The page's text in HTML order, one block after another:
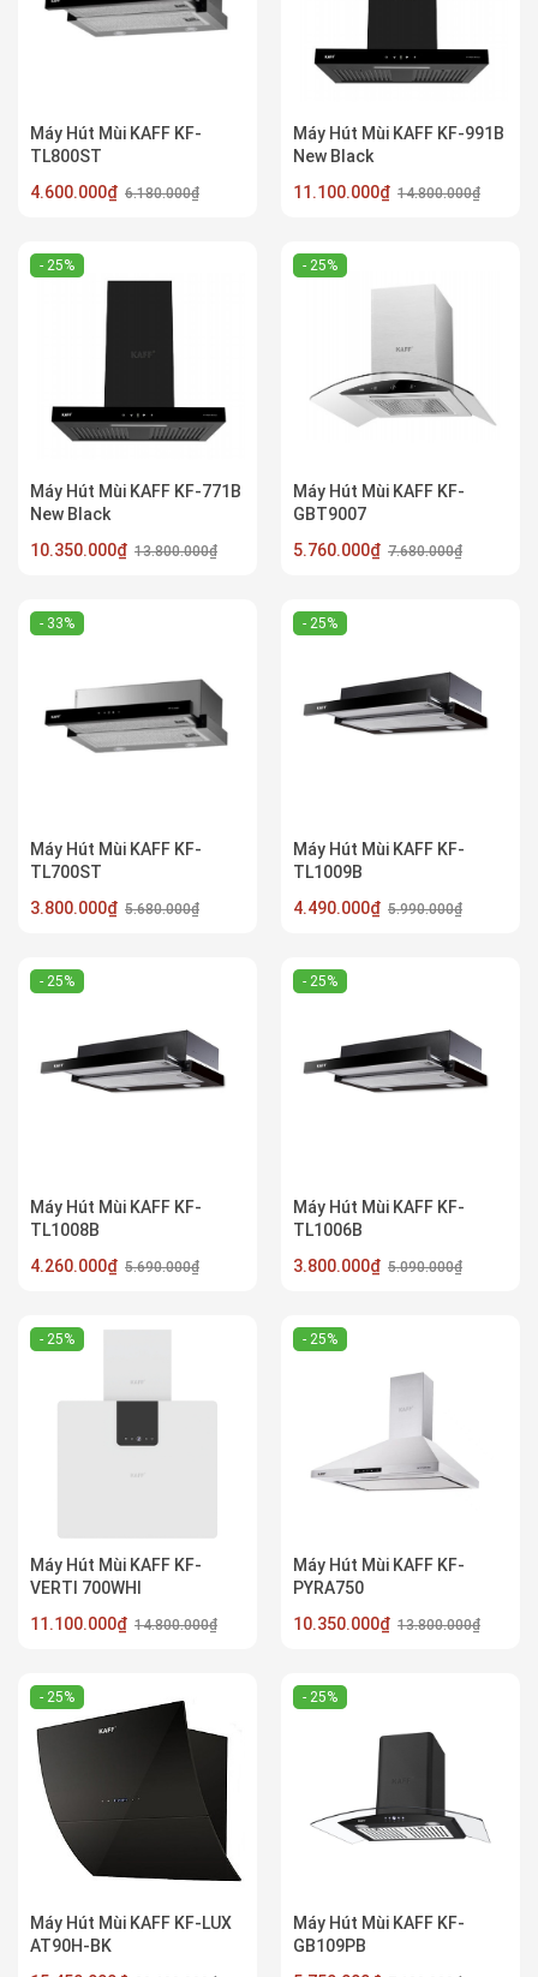
Máy Hút Mùi KAFF KF-
TL800ST
4.600.000₫ 6.180.000₫
Máy Hút Mùi KAFF KF-991B
New Black
11.100.000₫ 14.800.000₫
- 25%
Máy Hút Mùi KAFF KF-771B
New Black
10.350.000₫ 13.800.000₫
- 25%
Máy Hút Mùi KAFF KF-
GBT9007
5.760.000₫ 7.680.000₫
- 33%
Máy Hút Mùi KAFF KF-
TL700ST
3.800.000₫ 5.680.000₫
- 25%
Máy Hút Mùi KAFF KF-
TL1009B
4.490.000₫ 5.990.000₫
- 25%
Máy Hút Mùi KAFF KF-
TL1008B
4.260.000₫ 5.690.000₫
- 25%
Máy Hút Mùi KAFF KF-
TL1006B
3.800.000₫ 5.090.000₫
- 25%
Máy Hút Mùi KAFF KF-
VERTI 700WHI
11.100.000₫ 14.800.000₫
- 25%
Máy Hút Mùi KAFF KF-
PYRA750
10.350.000₫ 13.800.000₫
- 25%
Máy Hút Mùi KAFF KF-LUX
AT90H-BK
- 25%
Máy Hút Mùi KAFF KF-
GB109PB